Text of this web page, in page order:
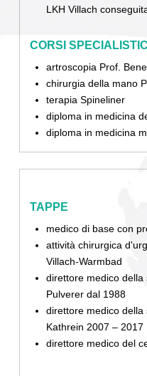
LKH Villach
CORSI SPECIALISTICI
artroscopia Prof.
chirurgia della mano
terapia Spineliner
diploma in medicina
diploma in medicina
TAPPE
medico di base con
attività chirurgica
Villach-Warmbad
direttore medico della
Pulverer dal 1988
direttore medico della
Kathrein 2007 – 2017
direttore medico del